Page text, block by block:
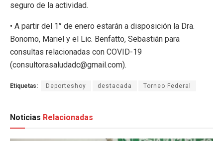
seguro de la actividad.
• A partir del 1° de enero estarán a disposición la Dra.
Bonomo, Mariel y el Lic. Benfatto, Sebastián para
consultas relacionadas con COVID-19
(consultorasaludadc@gmail.com).
Etiquetas: Deporteshoy destacada Torneo Federal
Noticias Relacionadas